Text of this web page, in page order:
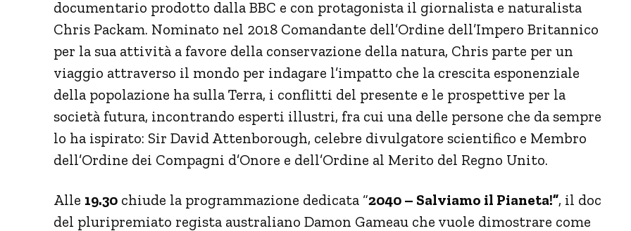
documentario prodotto dalla BBC e con protagonista il giornalista e naturalista
Chris Packam. Nominato nel 2018 Comandante dell’Ordine dell’Impero Britannico
per la sua attività a favore della conservazione della natura, Chris parte per un
viaggio attraverso il mondo per indagare l’impatto che la crescita esponenziale
della popolazione ha sulla Terra, i conflitti del presente e le prospettive per la
società futura, incontrando esperti illustri, fra cui una delle persone che da sempre
lo ha ispirato: Sir David Attenborough, celebre divulgatore scientifico e Membro
dell’Ordine dei Compagni d’Onore e dell’Ordine al Merito del Regno Unito.
Alle 19.30 chiude la programmazione dedicata “2040 – Salviamo il Pianeta!”, il doc
del pluripremiato regista australiano Damon Gameau che vuole dimostrare come